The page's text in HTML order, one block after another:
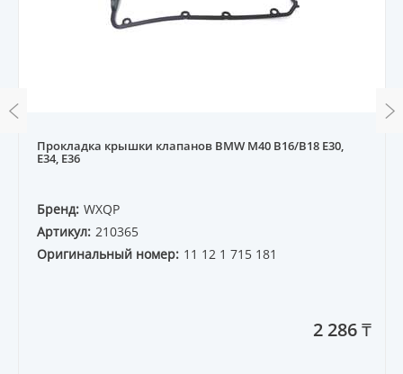
Прокладка крышки клапанов BMW M40 B16/B18 E30,
E34, E36
Бренд: WXQP
Артикул: 210365
Оригинальный номер: 11 12 1 715 181
2 286 ₸